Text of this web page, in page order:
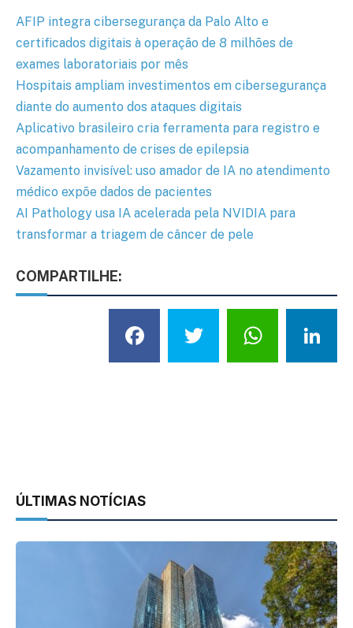
AFIP integra cibersegurança da Palo Alto e
certificados digitais à operação de 8 milhões de
exames laboratoriais por mês
Hospitais ampliam investimentos em cibersegurança
diante do aumento dos ataques digitais
Aplicativo brasileiro cria ferramenta para registro e
acompanhamento de crises de epilepsia
Vazamento invisível: uso amador de IA no atendimento
médico expõe dados de pacientes
AI Pathology usa IA acelerada pela NVIDIA para
transformar a triagem de câncer de pele
COMPARTILHE:
Facebook
Twitter
ÚLTIMAS NOTÍCIAS